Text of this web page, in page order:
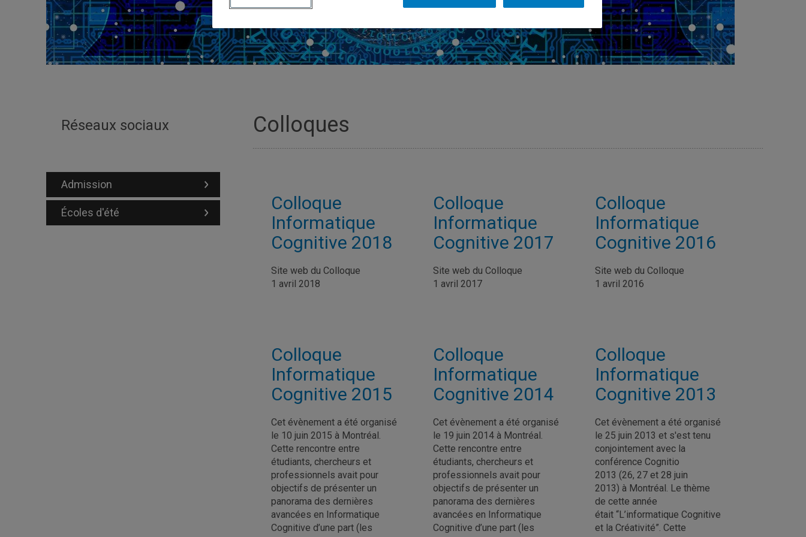
Réseaux sociaux
Admission
Écoles d'été
Colloques
Colloque
Informatique
Cognitive 2018
Site web du Colloque
1 avril 2018
Colloque
Informatique
Cognitive 2017
Site web du Colloque
1 avril 2017
Colloque
Informatique
Cognitive 2016
Site web du Colloque
1 avril 2016
Colloque
Informatique
Cognitive 2015
Cet évènement a été organisé
le 10 juin 2015 à Montréal.
Cette rencontre entre
étudiants, chercheurs et
professionnels avait pour
objectifs de présenter un
panorama des dernières
avancées en Informatique
Cognitive d’une part (les
Colloque
Informatique
Cognitive 2014
Cet évènement a été organisé
le 19 juin 2014 à Montréal.
Cette rencontre entre
étudiants, chercheurs et
professionnels avait pour
objectifs de présenter un
panorama des dernières
avancées en Informatique
Cognitive d’une part (les
Colloque
Informatique
Cognitive 2013
Cet évènement a été organisé
le 25 juin 2013 et s'est tenu
conjointement avec la
conférence Cognitio
2013 (26, 27 et 28 juin
2013) à Montréal. Le thème
de cette année
était “L’informatique Cognitive
et la Créativité”. Cette